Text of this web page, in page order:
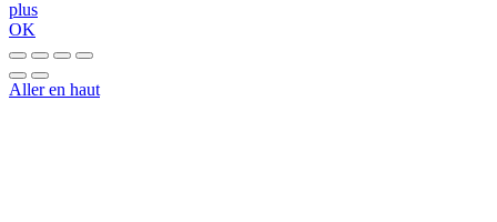
plus
OK
Aller en haut